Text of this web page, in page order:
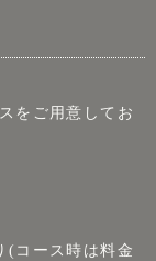
をご用意してお
(コース時は料金